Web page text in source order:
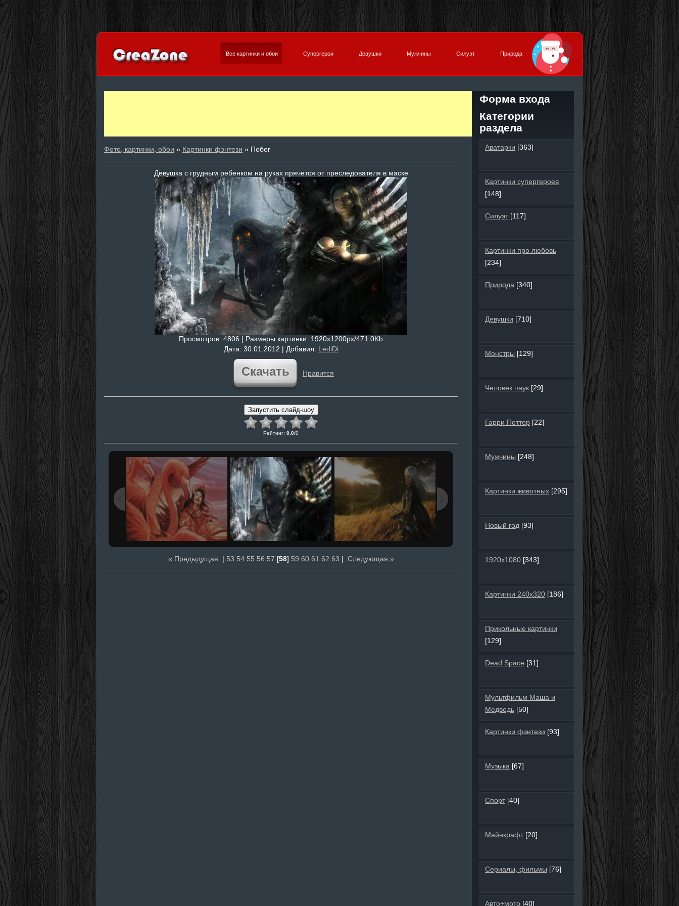
Все картинки и обои Супергерои Девушки Мужчины Силуэт Природа
Фото, картинки, обои » Картинки фэнтези » Побег
Девушка с грудным ребенком на руках прячется от преследователя в маске
Просмотров: 4806 | Размеры картинки: 1920x1200px/471.0Kb
Дата: 30.01.2012 | Добавил: LediDi
Скачать Нравится
Рейтинг: 0.0/0
« Предыдущая | 53 54 55 56 57 [58] 59 60 61 62 63 | Следующая »
Форма входа
Категории
раздела
Аватарки [363]
Картинки супергероев
[148]
Силуэт [117]
Картинки про любовь
[234]
Природа [340]
Девушки [710]
Монстры [129]
Человек паук [29]
Гарри Поттер [22]
Мужчины [248]
Картинки животных [295]
Новый год [93]
1920х1080 [343]
Картинки 240х320 [186]
Прикольные картинки
[129]
Dead Space [31]
Мультфильм Маша и
Медведь [50]
Картинки фэнтези [93]
Музыка [67]
Спорт [40]
Майнкрафт [20]
Сериалы, фильмы [76]
Авто+мото [40]